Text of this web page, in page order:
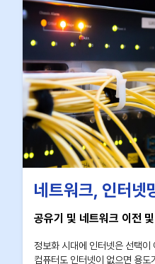
네트워크, 인터넷
공유기 및 네트워크 이전
정보화 시대에 인터넷은 선택이
컴퓨터도 인터넷이 없으면 용도